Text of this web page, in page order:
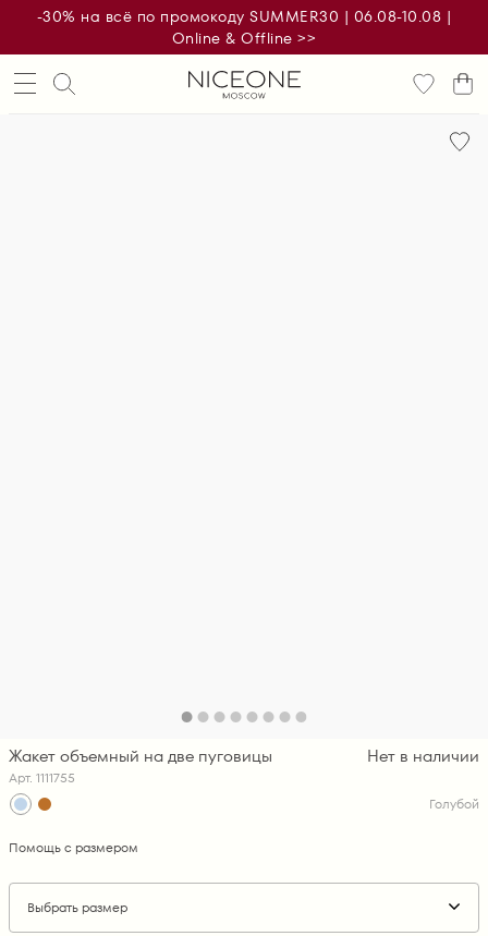
-30% на всё по промокоду SUMMER30 | 06.08-10.08 |
Online & Offline >>
Жакет объемный на две пуговицы
Арт. 1111755
Нет в наличии
Голубой
Помощь с размером
Выбрать размер